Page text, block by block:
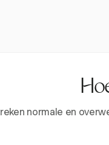
normale en